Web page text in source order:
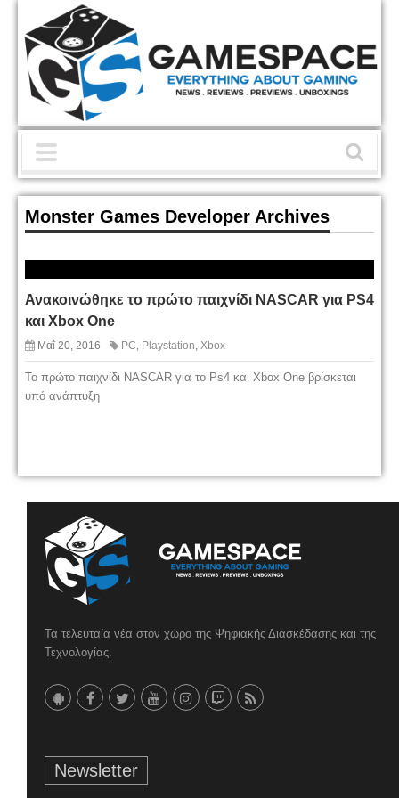
Monster Games Developer Archives
Ανακοινώθηκε το πρώτο παιχνίδι NASCAR για PS4
και Xbox One
Μαΐ 20, 2016 PC, Playstation, Xbox
Το πρώτο παιχνίδι NASCAR για το Ps4 και Xbox One βρίσκεται
υπό ανάπτυξη
Τα τελευταία νέα στον χώρο της Ψηφιακής Διασκέδασης και της
Τεχνολογίας.
Newsletter